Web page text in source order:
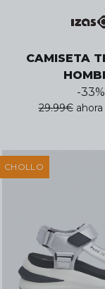
CAMISETA
-33%
29.99€ ahora
CHOLLO